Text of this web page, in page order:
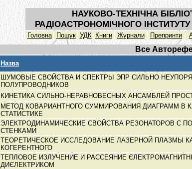
НАУКОВО-ТЕХНІЧНА
РАДІОАСТРОНОМІЧНОГО
Головна Пошук УДК Книги Журнали Препринти
Все
Назва
ШУМОВЫЕ СВОЙСТВА И СПЕКТРЫ ЭПР СИЛЬНО
ПОЛУПРОВОДНИКОВ
КИНЕТИКА СИЛЬНО-НЕРАВНОВЕСНЫХ АНСАМБЛЕЙ
МЕТОД КОВАРИАНТНОГО СУММИРОВАНИЯ ДИАГРАММ В
СТАТИСТИКЕ
ЭЛЕКТРОДИНАМИЧЕСКИЕ СВОЙСТВА РЕЗОНАТОРОВ С
СТЕНКАМИ
ТЕОРЕТИЧЕСКОЕ ИССЛЕДОВАНИЕ ЛАЗЕРНОЙ ПЛАЗМЫ
КОГЕРЕНТНОГО
ТЕПЛОВОЕ ИЗЛУЧЕНИЕ И РАССЕЯНИЕ
ДИЄЛЕКТРИКОМ